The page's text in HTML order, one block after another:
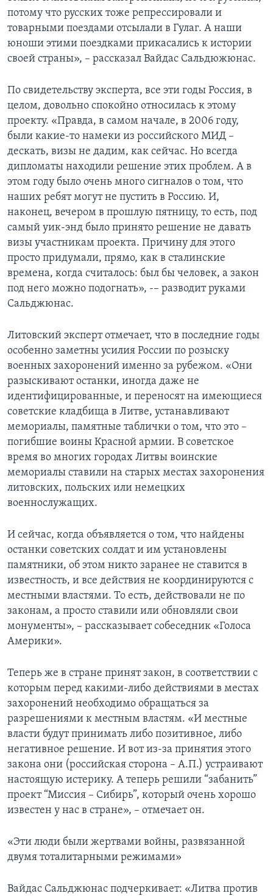
потому что русских тоже репрессировали и
товарными поездами отсылали в Гулаг. А наши
юноши этими поездками прикасались к истории
своей страны», – рассказал Вайдас Сальдюжюнас.
По свидетельству эксперта, все эти годы Россия, в
целом, довольно спокойно относилась к этому
проекту. «Правда, в самом начале, в 2006 году,
были какие-то намеки из российского МИД –
дескать, визы не дадим, как сейчас. Но всегда
дипломаты находили решение этих проблем. А в
этом году было очень много сигналов о том, что
наших ребят могут не пустить в Россию. И,
наконец, вечером в прошлую пятницу, то есть, под
самый уик-энд было принято решение не давать
визы участникам проекта. Причину для этого
просто придумали, прямо, как в сталинские
времена, когда считалось: был бы человек, а закон
под него можно подогнать», -– разводит руками
Сальджюнас.
Литовский эксперт отмечает, что в последние годы
особенно заметны усилия России по розыску
военных захоронений именно за рубежом. «Они
разыскивают останки, иногда даже не
идентифицированные, и переносят на имеющиеся
советские кладбища в Литве, устанавливают
мемориалы, памятные таблички о том, что это –
погибшие воины Красной армии. В советское
время во многих городах Литвы воинские
мемориалы ставили на старых местах захоронения
литовских, польских или немецких
военнослужащих.
И сейчас, когда объявляется о том, что найдены
останки советских солдат и им установлены
памятники, об этом никто заранее не ставится в
известность, и все действия не координируются с
местными властями. То есть, действовали не по
законам, а просто ставили или обновляли свои
монументы», – рассказывает собеседник «Голоса
Америки».
Теперь же в стране принят закон, в соответствии с
которым перед какими-либо действиями в местах
захоронений необходимо обращаться за
разрешениями к местным властям. «И местные
власти будут принимать либо позитивное, либо
негативное решение. И вот из-за принятия этого
закона они (российская сторона – А.П.) устраивают
настоящую истерику. А теперь решили “забанить”
проект “Миссия – Сибирь”, который очень хорошо
известен у нас в стране», – отмечает он.
«Эти люди были жертвами войны, развязанной
двумя тоталитарными режимами»
Вайдас Сальджюнас подчеркивает: «Литва против